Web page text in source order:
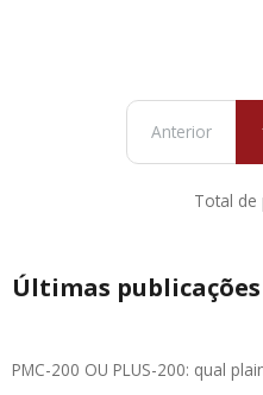
Anterior
Total de
Últimas publicações
PMC-200 OU PLUS-200: qual